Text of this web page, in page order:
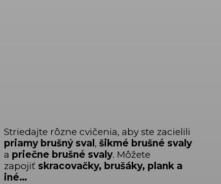
Striedajte rôzne cvičenia, aby ste zacielili
priamy brušný sval , šikmé brušné svaly
a priečne brušné svaly. Môžete
zapojiť skracovačky, brušáky, plank a
iné…